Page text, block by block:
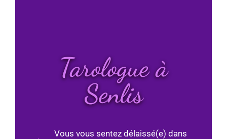
Tarologue à
Senlis
Vous vous sentez délaissé(e) dans